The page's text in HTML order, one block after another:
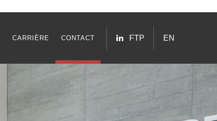
EN
FTP
CARRIÈRE CONTACT